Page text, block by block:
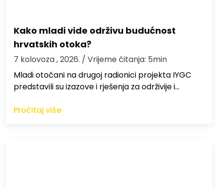
Kako mladi vide održivu budućnost
hrvatskih otoka?
7 kolovoza , 2026. / Vrijeme čitanja: 5min
Mladi otočani na drugoj radionici projekta IYGC
predstavili su izazove i rješenja za održivije i…
Pročitaj više